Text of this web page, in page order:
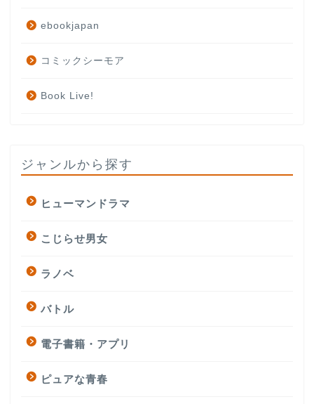
ebookjapan
コミックシーモア
Book Live!
ジャンルから探す
ヒューマンドラマ
こじらせ男女
ラノベ
バトル
電子書籍・アプリ
ピュアな青春